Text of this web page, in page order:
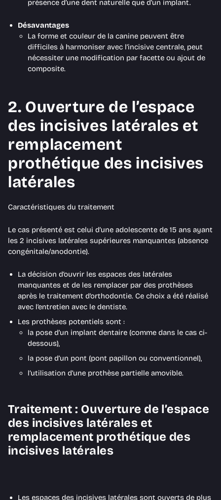
présence d’une dent naturelle que d’un implant.
Désavantages
La forme et couleur de la canine peuvent être
difficiles à harmoniser avec l’incisive centrale, peut
nécessiter une modification par facette ou ajout de
composite.
2. Ouverture de l’espace
des incisives latérales et
remplacement
prothétique des incisives
latérales
Caractéristiques du traitement
Le cas présenté est celui d’une adolescente de 15 ans ayant
les 2 incisives latérales supérieures manquantes (absence
congénitale/anodontie).
La décision d’ouvrir les espaces des latérales
manquantes et de les remplacer par des prothèses
après le traitement d’orthodontie. Ce choix a été réalisé
avec l’entretien avec le dentiste.
Les prothèses potentiels sont :
la pose d’un implant dentaire (comme dans le cas ci-
dessous),
la pose d’un pont (pont papillon ou conventionnel),
l’utilisation d’une prothèse partielle amovible.
Traitement : Ouverture de l’espace
des incisives latérales et
remplacement prothétique des
incisives latérales
Les espaces des incisives latérales sont ouverts de plus